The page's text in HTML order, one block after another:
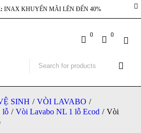
INAX KHUYẾN MÃI LÊN ĐẾN 40%
0 0
SINH / VÒI LAVABO /
lỗ / Vòi Lavabo NL 1 lỗ Ecod / Vòi